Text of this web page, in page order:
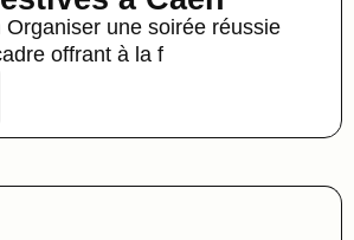
Organiser une soirée réussie
offrant à la f